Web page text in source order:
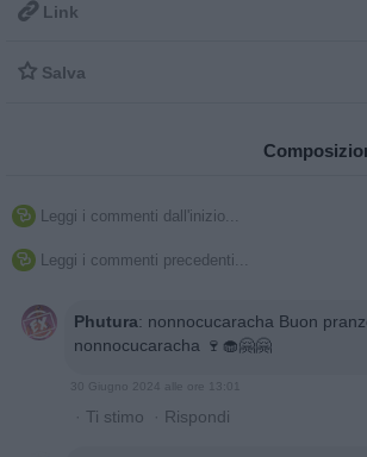
 Link
 Salva
 Leggi i commenti dall'inizio...
 Leggi i commenti precedenti...
Phutura: nonnocucaracha Buon
nonnocucaracha 🍷🧁🤗🤗
30 Giugno 2024 alle ore 13:01
· Ti stimo · Rispondi